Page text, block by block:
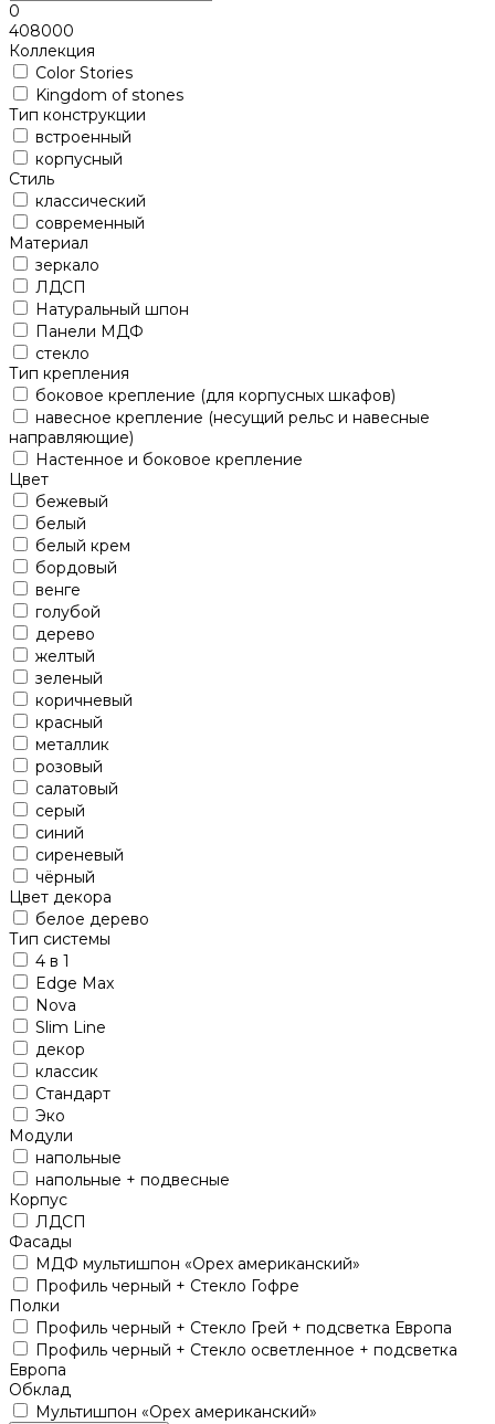
0
408000
Коллекция
Color Stories
Kingdom of stones
Тип конструкции
встроенный
корпусный
Стиль
классический
современный
Материал
зеркало
ЛДСП
Натуральный шпон
Панели МДФ
стекло
Тип крепления
боковое крепление (для корпусных шкафов)
навесное крепление (несущий рельс и навесные
направляющие)
Настенное и боковое крепление
Цвет
бежевый
белый
белый крем
бордовый
венге
голубой
дерево
желтый
зеленый
коричневый
красный
металлик
розовый
салатовый
серый
синий
сиреневый
чёрный
Цвет декора
белое дерево
Тип системы
4 в 1
Edge Max
Nova
Slim Line
декор
классик
Стандарт
Эко
Модули
напольные
напольные + подвесные
Корпус
ЛДСП
Фасады
МДФ мультишпон «Орех американский»
Профиль черный + Стекло Гофре
Полки
Профиль черный + Стекло Грей + подсветка Европа
Профиль черный + Стекло осветленное + подсветка
Европа
Обклад
Мультишпон «Орех американский»